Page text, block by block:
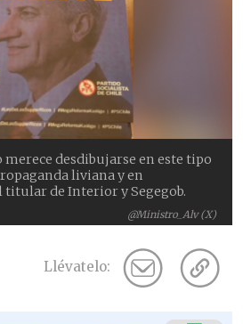
@Ministro_Alv (X)
desdibujarse en este tipo
liviana y en
titular de Interior y Segegob.
Llévatelo: